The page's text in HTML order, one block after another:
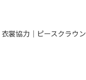
裳協力｜ピースクラウン